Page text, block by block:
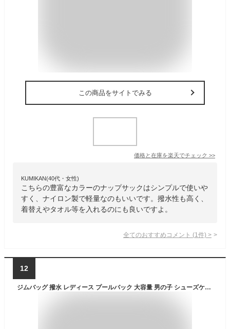
この商品をサイトでみる
価格と在庫を楽天でチェック >>
KUMIKAN(40代・女性)
こちらの豊富なカラーのナップサックはシンプルで使いや
すく、ナイロン製で軽量なのもいいです。撥水性も高く、
着替えやタオル等を入れるのにも良いですよ。
全てのおすすめコメント (1 件) >
12
ジムバッグ 撥水 レディース プールバック 大容量 男の子 シューズケース付きスポーツバッグ ビーチバッグ ナップザック 子供 水泳バッグ スイミングバッグ 水着 子ども リュック 大人 中学生 プール